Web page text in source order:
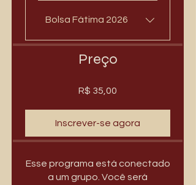
Bolsa Fátima 2026
Preço
R$ 35,00
Inscrever-se agora
Esse programa está conectado
a um grupo. Você será